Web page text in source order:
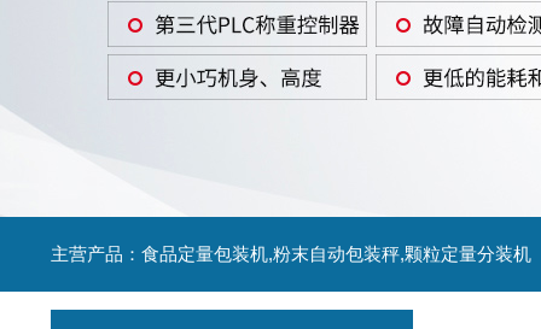
主营产品：食品定量包装机,粉末自动包装秤,颗粒定量分装机